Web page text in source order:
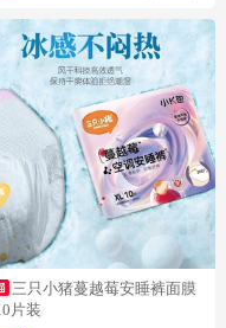
三只小猪蔓越莓安睡裤面膜
片装